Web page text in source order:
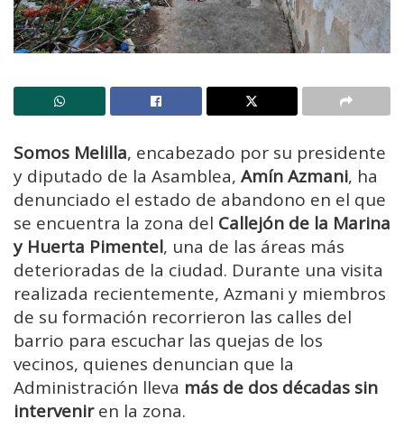
Somos Melilla, encabezado por su presidente
y diputado de la Asamblea, Amín Azmani, ha
denunciado el estado de abandono en el que
se encuentra la zona del Callejón de la Marina
y Huerta Pimentel, una de las áreas más
deterioradas de la ciudad. Durante una visita
realizada recientemente, Azmani y miembros
de su formación recorrieron las calles del
barrio para escuchar las quejas de los
vecinos, quienes denuncian que la
Administración lleva más de dos décadas sin
interveniren la zona.